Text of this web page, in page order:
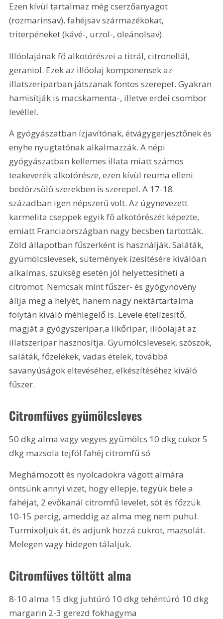
Ezen kívül tartalmaz még cserzőanyagot
(rozmarinsav), fahéjsav származékokat,
triterpéneket (kávé-, urzol-, oleánolsav).
Illóolajának fő alkotórészei a titrál, citronellál,
geraniol. Ezek az illóolaj komponensek az
illatszeriparban játszanak fontos szerepet. Gyakran
hamisítják is macskamenta-, illetve erdei csombor
levéllel.
A gyógyászatban ízjavítónak, étvágygerjesztőnek és
enyhe nyugtatónak alkalmazzák. A népi
gyógyászatban kellemes illata miatt számos
teakeverék alkotórésze, ezen kívül reuma elleni
bedörzsölő szerekben is szerepel. A 17-18.
században igen népszerű volt. Az úgynevezett
karmelita cseppek egyik fő alkotórészét képezte,
emiatt Franciaországban nagy becsben tartották.
Zöld állapotban fűszerként is használják. Saláták,
gyümölcslevesek, sütemények ízesítésére kiválóan
alkalmas, szükség esetén jól helyettesítheti a
citromot. Nemcsak mint fűszer- és gyógynövény
állja meg a helyét, hanem nagy nektártartalma
folytán kiváló méhlegelő is. Levele ételízesítő,
magját a gyógyszeripar,a likőripar, illóolaját az
illatszeripar hasznosítja. Gyümölcslevesek, szószok,
saláták, főzelékek, vadas ételek, továbbá
savanyúságok eltevéséhez, elkészítéséhez kiváló
fűszer.
Citromfüves gyümölcsleves
50 dkg alma vagy vegyes gyümölcs 10 dkg cukor 5
dkg mazsola tejföl fahéj citromfű só
Meghámozott és nyolcadokra vágott almára
öntsünk annyi vizet, hogy ellepje, tegyük bele a
fahéjat, 2 evőkanál citromfű levelet, sót és főzzük
10-15 percig, ameddig az alma meg nem puhul.
Turmixoljuk át, és adjunk hozzá cukrot, mazsolát.
Melegen vagy hidegen tálaljuk.
Citromfüves töltött alma
8-10 alma 15 dkg juhtúró 10 dkg tehéntúró 10 dkg
margarin 2-3 gerezd fokhagyma